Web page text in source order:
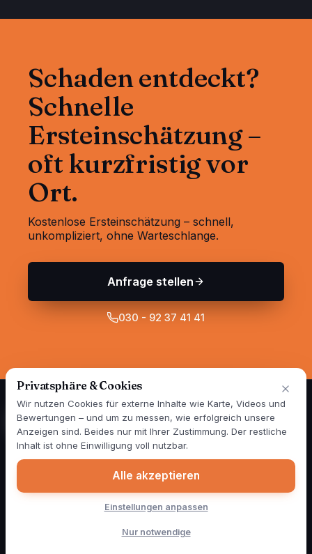
Schaden entdeckt?
Schnelle
Ersteinschätzung –
oft kurzfristig vor
Ort.
Kostenlose Ersteinschätzung – schnell,
unkompliziert, ohne Warteschlange.
Anfrage stellen
030 - 92 37 41 41
Spezialisten für Wand- und Fassadensanierung in Berlin und
Brandenburg — seit über 25 Jahren. 1999 gegründet, im Jahr
2000 als erster Betrieb Deutschlands mit mobiler Mischstation.
Heute sind täglich vier Farbmobile für unsere Kunden
Über unsKontakt
Cookie-Einstellungen
Privatsphäre & Cookies
Wir nutzen Cookies für externe Inhalte wie Karte, Videos und
Bewertungen – und um zu messen, wie erfolgreich unsere
Anzeigen sind. Beides nur mit Ihrer Zustimmung. Der restliche
Inhalt ist ohne Einwilligung voll nutzbar.
Alle akzeptieren
Einstellungen anpassen
Nur notwendige